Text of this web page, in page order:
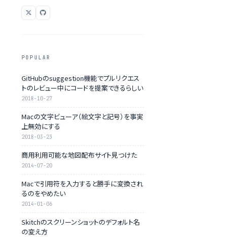
POPULAR
GitHubのsuggestion機能でプルリクエス
トのレビュー中にコードを提案できるらしい
2018-10-27
Macの文字ビューア（絵文字と記号）を事実
上無効にする
2018-03-23
商用利用可能な地図配布サイト見つけた
2014-07-20
Macで引用符を入力すると勝手に変換され
るのをやめたい
2014-01-06
Skitchのスクリーンショットのデフォルト名
の変え方